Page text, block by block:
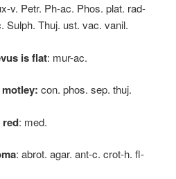
v. Petr. Ph-ac. Phos. plat. rad-
Sulph. Thuj. ust. vac. vanil.
is flat: mur-ac.
con. phos. sep. thuj.
red: med.
: abrot. agar. ant-c. crot-h. fl-